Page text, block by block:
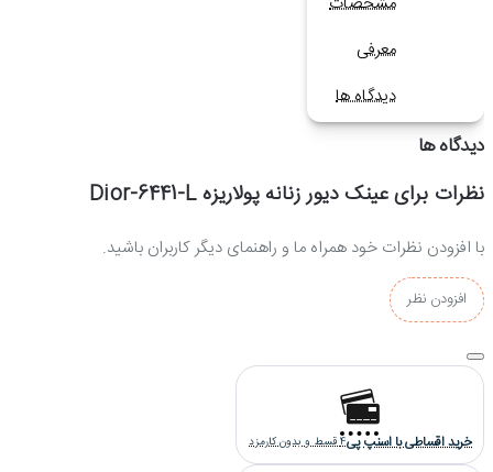
معرفی
دیدگاه ها
دیدگاه ها
نظرات برای عینک دیور زنانه پولاریزه Dior-6441-L
با افزودن نظرات خود همراه ما و راهنمای دیگر کاربران باشید.
افزودن نظر
خرید اقساطی با اسنپ پی4 قسط و بدون کارمزد